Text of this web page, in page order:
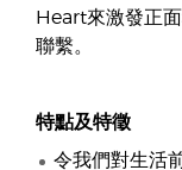
Heart來激發正
聯繫。
特點及特徵
令我們對生活